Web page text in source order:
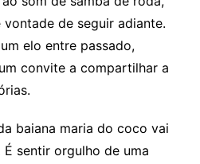
de seguir adiante.
elo entre passado,
convite a compartilhar a
baiana maria do coco vai
sentir orgulho de uma